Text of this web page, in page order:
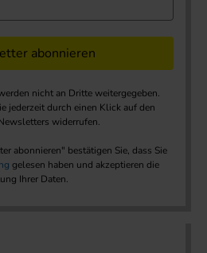
abonnieren
nicht an Dritte weitergegeben.
jederzeit durch einen Klick auf den
widerrufen.
abonnieren" bestätigen Sie, dass Sie
gelesen haben und akzeptieren die
Ihrer Daten.